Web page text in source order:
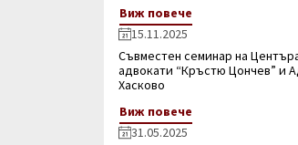
Виж повече
15.11.2025
Съвместен семинар на
адвокати “Кръстю Цончев” и
Хасково
Виж повече
31.05.2025